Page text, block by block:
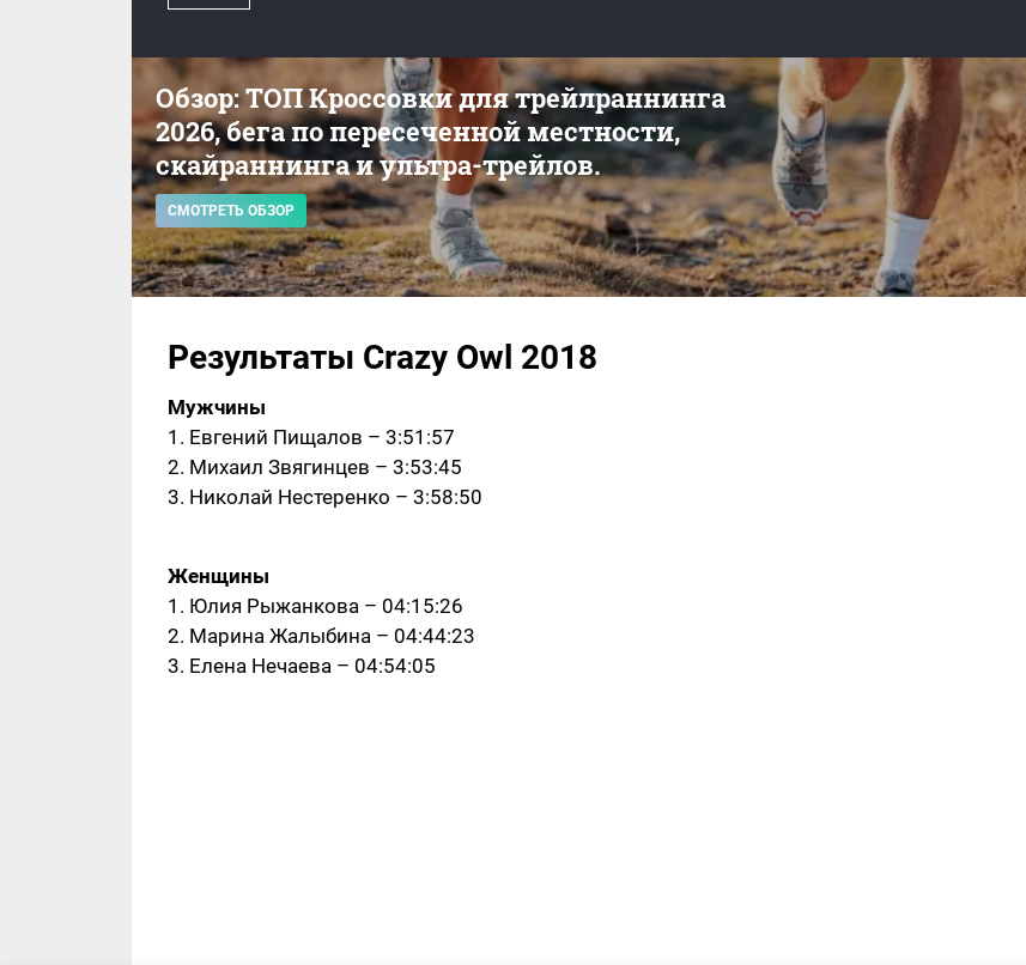
Обзор: ТОП Кроссовки для трейлраннинга
2026, бега по пересеченной местности,
скайраннинга и ультра-трейлов.
СМОТРЕТЬ ОБЗОР
Результаты Crazy Owl 2018
Мужчины
1. Евгений Пищалов – 3:51:57
2. Михаил Звягинцев – 3:53:45
3. Николай Нестеренко – 3:58:50
Женщины
1. Юлия Рыжанкова – 04:15:26
2. Марина Жалыбина – 04:44:23
3. Елена Нечаева – 04:54:05